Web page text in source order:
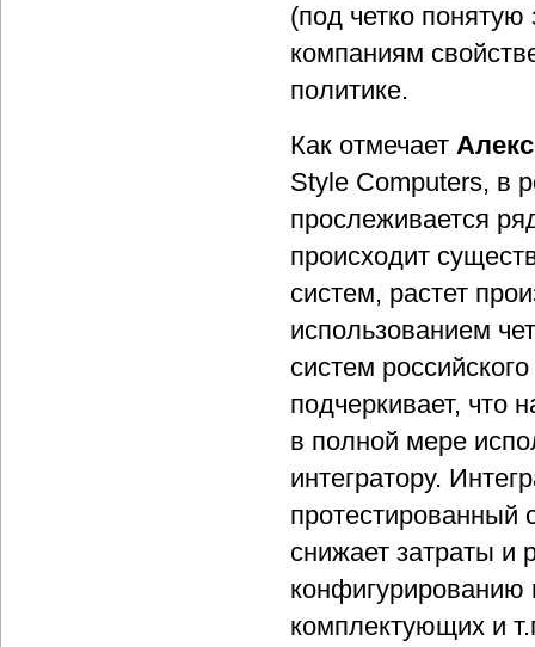
(под четко
компаниям
политике.
Как отмечает
Style Computers, в
прослеживается
происходит
систем, растет
использованием
систем
подчеркивает, что
в полной мере
интегратору.
протестированный
снижает затраты и
конфигурированию
комплектующих и